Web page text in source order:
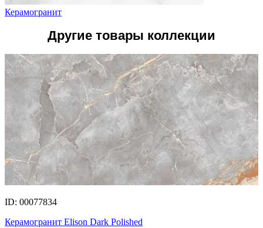
Керамогранит
Другие товары коллекции
ID: 00077834
Керамогранит Elison Dark Polished